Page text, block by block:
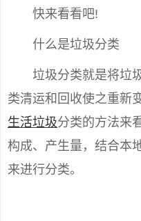
快来看看吧!
什么是垃圾分类
垃圾分类就是将垃圾
类清运和回收使之重新
生活垃圾分类的方法来
构成、产生量，结合本
来进行分类。